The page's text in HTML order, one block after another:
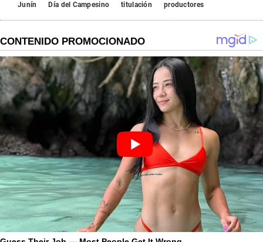
Junín Día del Campesino titulación productores